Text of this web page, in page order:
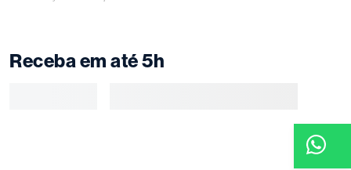
Receba em até 5h